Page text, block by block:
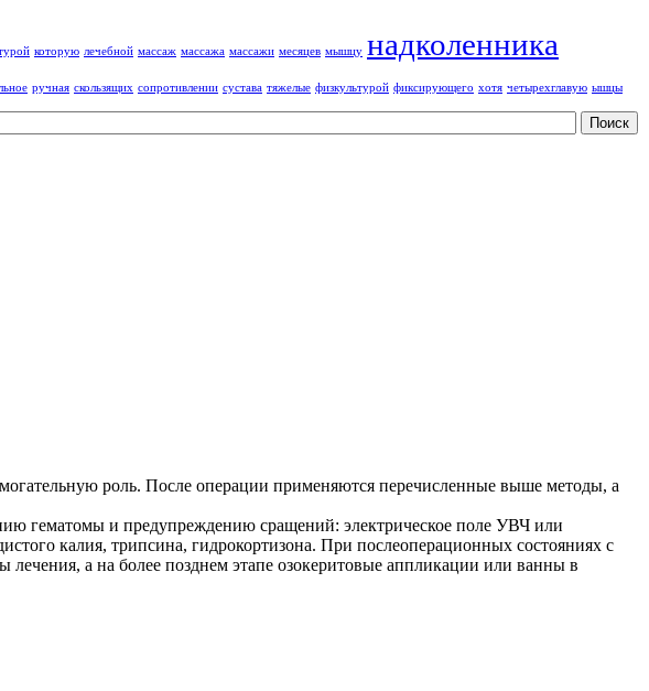
которую лечебной массаж массажа массажи месяцев мышцу надколенника
ручная скользящих сопротивлении сустава тяжелые физкультурой фиксирующего хотя четырехглавую ышцы
роль. После операции применяются перечисленные выше методы, а
гематомы и предупреждению сращений: электрическое поле УВЧ или
калия, трипсина, гидрокортизона. При послеоперационных состояниях с
лечения, а на более позднем этапе озокеритовые аппликации или ванны в